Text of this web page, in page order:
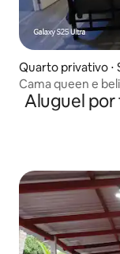
Quarto privativo ⋅
Cama queen e
de Comalapa
Aluguel